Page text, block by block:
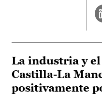
La industria y
Castilla-La
positivamente